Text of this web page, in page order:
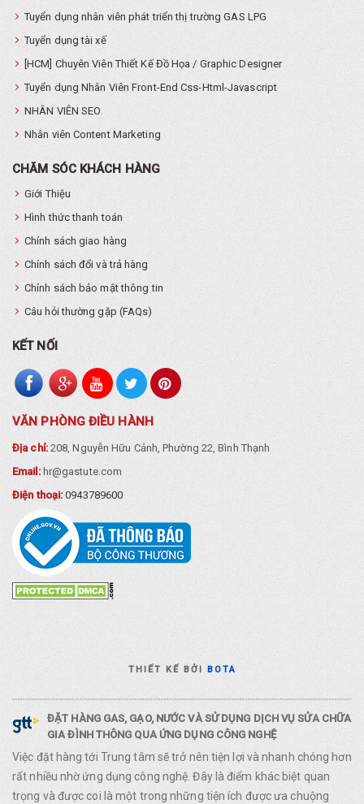
Tuyển dụng nhân viên phát triển thị trường GAS LPG
Tuyển dụng tài xế
[HCM] Chuyên Viên Thiết Kế Đồ Họa / Graphic Designer
Tuyển dụng Nhân Viên Front-End Css-Html-Javascript
NHÂN VIÊN SEO
Nhân viên Content Marketing
CHĂM SÓC KHÁCH HÀNG
Giới Thiệu
Hình thức thanh toán
Chính sách giao hàng
Chính sách đổi và trả hàng
Chính sách bảo mật thông tin
Câu hỏi thường gặp (FAQs)
KẾT NỐI
VĂN PHÒNG ĐIỀU HÀNH
Địa chỉ:208, Nguyễn Hữu Cảnh, Phường 22, Bình Thạnh
Email: hr@gastute.com
Điện thoại:0943789600
THIẾT KẾ BỞIBOTA
ĐẶT HÀNG GAS, GẠO, NƯỚC VÀ SỬ DỤNG DỊCH VỤ SỬA CHỮA
GIA ĐÌNH THÔNG QUA ỨNG DỤNG CÔNG NGHỆ
Việc đặt hàng tới Trung tâm sẽ trở nên tiện lợi và nhanh chóng hơn
rất nhiều nhờ ứng dụng công nghệ. Đây là điểm khác biệt quan
trọng và được coi là một trong những tiện ích được ưa chuộng